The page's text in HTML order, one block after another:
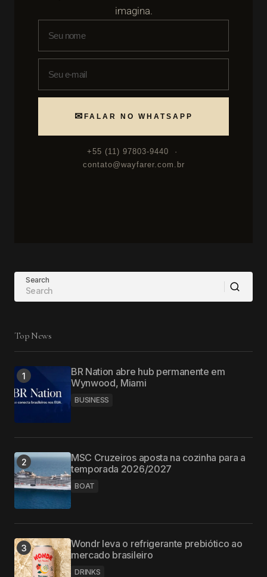
imagina.
✉ FALAR NO WHATSAPP
+55 (11) 97803-9440 ·
contato@wayfarer.com.br
Search
Top News
BR Nation abre hub permanente em
Wynwood, Miami
BUSINESS
MSC Cruzeiros aposta na cozinha para a
temporada 2026/2027
BOAT
Wondr leva o refrigerante prebiótico ao
mercado brasileiro
DRINKS